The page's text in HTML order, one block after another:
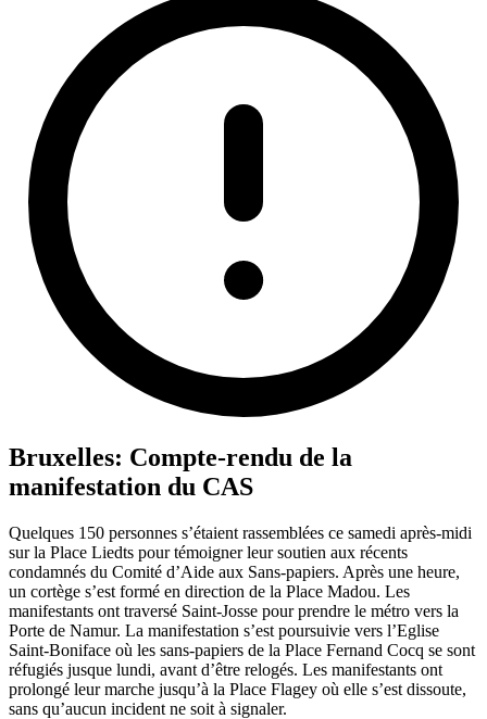
Bruxelles: Compte-rendu de la
manifestation du CAS
Quelques 150 personnes s’étaient rassemblées ce samedi après-midi
sur la Place Liedts pour témoigner leur soutien aux récents
condamnés du Comité d’Aide aux Sans-papiers. Après une heure,
un cortège s’est formé en direction de la Place Madou. Les
manifestants ont traversé Saint-Josse pour prendre le métro vers la
Porte de Namur. La manifestation s’est poursuivie vers l’Eglise
Saint-Boniface où les sans-papiers de la Place Fernand Cocq se sont
réfugiés jusque lundi, avant d’être relogés. Les manifestants ont
prolongé leur marche jusqu’à la Place Flagey où elle s’est dissoute,
sans qu’aucun incident ne soit à signaler.